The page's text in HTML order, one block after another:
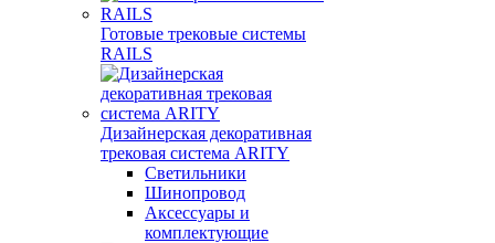
Готовые трековые системы
RAILS
Дизайнерская декоративная
трековая система ARITY
Светильники
Шинопровод
Аксессуары и
комплектующие